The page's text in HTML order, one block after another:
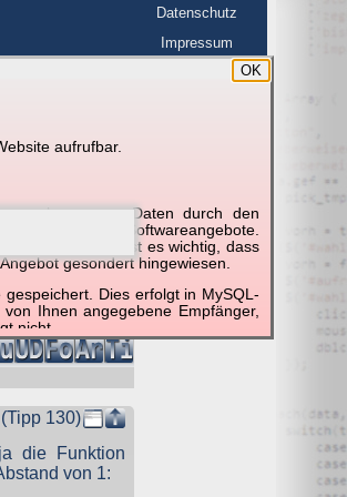
OK
aufrufbar.
Daten durch den
einzelner Softwareangebote.
sind. Hier ist es wichtig, dass
gesondert hingewiesen.
Dies erfolgt in MySQL-
Ihnen angegebene Empfänger,
nicht.
Vorschriften. Da durch neue
empfehlen wir Ihnen, sich die
Datenschutz
Impressum
(Tipp 130)
die Funktion
von 1: